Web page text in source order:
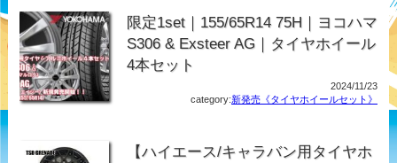
限定1set｜155/65R14 75H｜ヨコハマ
S306 & Exsteer AG｜タイヤホイール
4本セット
2024/11/23
category:新発売《タイヤホイールセット》
【ハイエース/キャラバン用タイヤホ